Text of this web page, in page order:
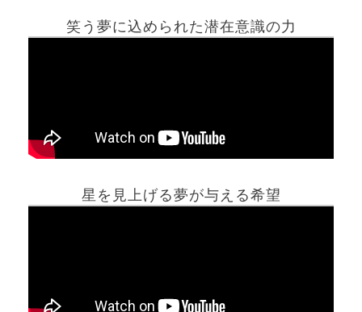
笑う夢に込められた潜在意識の力
星を見上げる夢が与える希望
ホーム